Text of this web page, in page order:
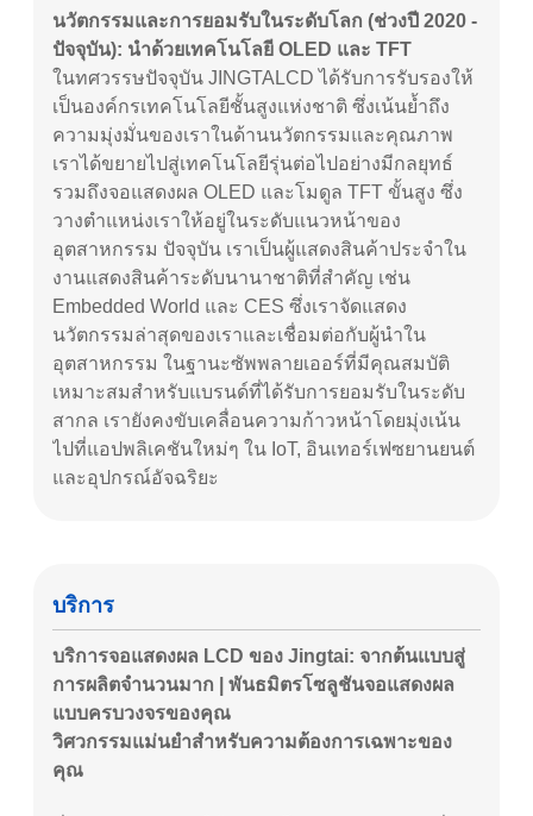
นวัตกรรมและการยอมรับในระดับโลก (ช่วงปี 2020 -
ปัจจุบัน): นำด้วยเทคโนโลยี OLED และ TFT
ในทศวรรษปัจจุบัน JINGTALCD ได้รับการรับรองให้
เป็นองค์กรเทคโนโลยีชั้นสูงแห่งชาติ ซึ่งเน้นย้ำถึง
ความมุ่งมั่นของเราในด้านนวัตกรรมและคุณภาพ
เราได้ขยายไปสู่เทคโนโลยีรุ่นต่อไปอย่างมีกลยุทธ์
รวมถึงจอแสดงผล OLED และโมดูล TFT ขั้นสูง ซึ่ง
วางตำแหน่งเราให้อยู่ในระดับแนวหน้าของ
อุตสาหกรรม ปัจจุบัน เราเป็นผู้แสดงสินค้าประจำใน
งานแสดงสินค้าระดับนานาชาติที่สำคัญ เช่น
Embedded World และ CES ซึ่งเราจัดแสดง
นวัตกรรมล่าสุดของเราและเชื่อมต่อกับผู้นำใน
อุตสาหกรรม ในฐานะซัพพลายเออร์ที่มีคุณสมบัติ
เหมาะสมสำหรับแบรนด์ที่ได้รับการยอมรับในระดับ
สากล เรายังคงขับเคลื่อนความก้าวหน้าโดยมุ่งเน้น
ไปที่แอปพลิเคชันใหม่ๆ ใน IoT, อินเทอร์เฟซยานยนต์
และอุปกรณ์อัจฉริยะ
บริการ
บริการจอแสดงผล LCD ของ Jingtai: จากต้นแบบสู่
การผลิตจำนวนมาก | พันธมิตรโซลูชันจอแสดงผล
แบบครบวงจรของคุณ
วิศวกรรมแม่นยำสำหรับความต้องการเฉพาะของ
คุณ